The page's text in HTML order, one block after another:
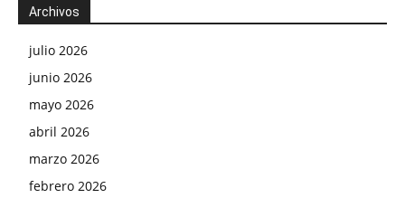
Archivos
julio 2026
junio 2026
mayo 2026
abril 2026
marzo 2026
febrero 2026